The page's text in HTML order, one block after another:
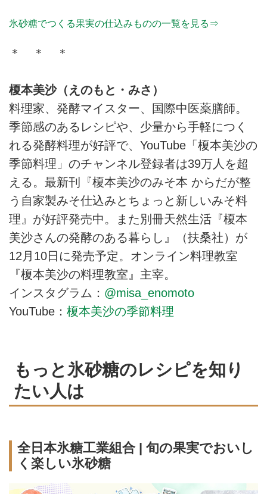
氷砂糖でつくる果実の仕込みものの一覧を見る⇒
＊ ＊ ＊
榎本美沙（えのもと・みさ）
料理家、発酵マイスター、国際中医薬膳師。
季節感のあるレシピや、少量から手軽につく
れる発酵料理が好評で、YouTube「榎本美沙の
季節料理」のチャンネル登録者は39万人を超
える。最新刊『榎本美沙のみそ本 からだが整
う自家製みそ仕込みとちょっと新しいみそ料
理』が好評発売中。また別冊天然生活『榎本
美沙さんの発酵のある暮らし』（扶桑社）が
12月10日に発売予定。オンライン料理教室
『榎本美沙の料理教室』主宰。
インスタグラム： @misa_enomoto
YouTube： 榎本美沙の季節料理
もっと氷砂糖のレシピを知り
たい人は
全日本氷糖工業組合 | 旬の果実でおいし
く楽しい氷砂糖